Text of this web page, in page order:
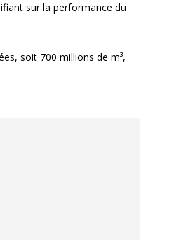
sur la performance du
soit 700 millions de m³,